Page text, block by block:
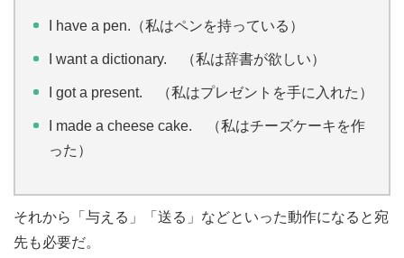
I have a pen.（私はペンを持っている）
I want a dictionary. （私は辞書が欲しい）
I got a present. （私はプレゼントを手に入れた）
I made a cheese cake. （私はチーズケーキを作
った）
それから「与える」「送る」などといった動作になると宛
先も必要だ。